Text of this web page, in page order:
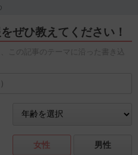
ぜひ教えてください！
この記事のテーマに沿った書き込
女性 男性